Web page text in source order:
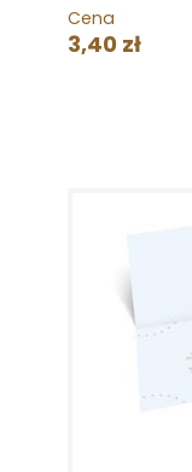
Cena
3,40 zł